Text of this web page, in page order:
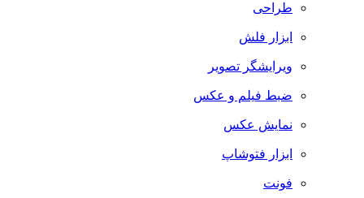
طراحی
ابزار فلش
ویرایشگر تصویر
ضبط فيلم و عكس
نمایش عکس
ابزار فتوشاپ
فونت